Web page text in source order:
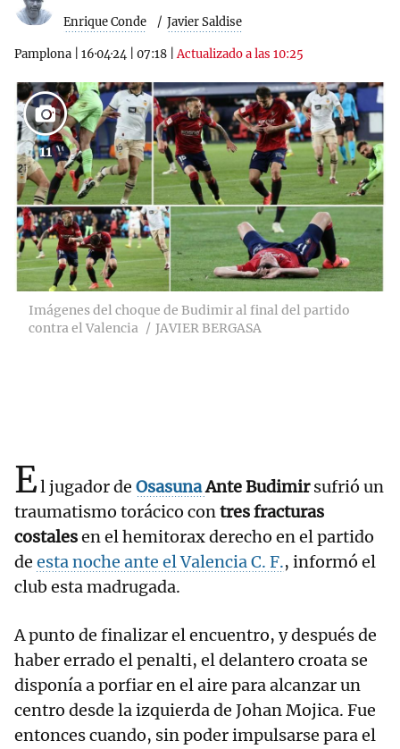
Enrique Conde Javier Saldise
Pamplona 16·04·24 07:18 |Actualizado a las 10:25
11
Imágenes del choque de Budimir al final del partido
contra el Valencia
JAVIER BERGASA
El jugador de OsasunaAnte Budimirsufrió un
traumatismo torácico contres fracturas
costalesen el hemitorax derecho en el partido
de esta noche ante el Valencia C. F., informó el
club esta madrugada.
A punto de finalizar el encuentro, y después de
haber errado el penalti, el delantero croata se
disponía a porfiar en el aire para alcanzar un
centro desde la izquierda de Johan Mojica. Fue
entonces cuando, sin poder impulsarse para el